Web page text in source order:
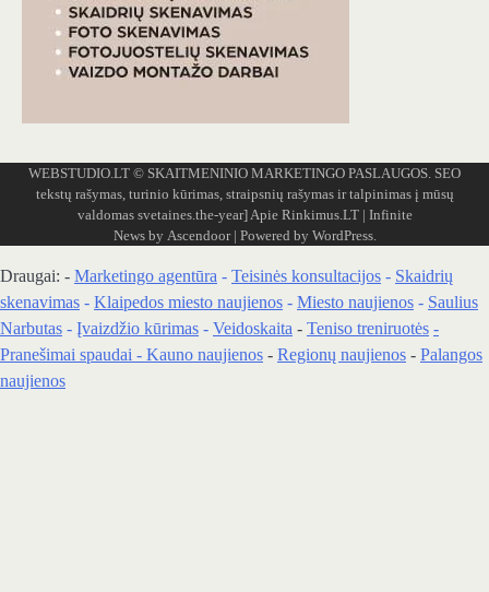
WEBSTUDIO.LT © SKAITMENINIO MARKETINGO PASLAUGOS. SEO
tekstų rašymas, turinio kūrimas, straipsnių rašymas ir talpinimas į mūsų
valdomas svetaines.the-year]Apie Rinkimus.LT| Infinite
News by Ascendoor| Powered by WordPress.
Draugai: - Marketingo agentūra - Teisinės konsultacijos - Skaidrių
skenavimas - Klaipedos miesto naujienos - Miesto naujienos - Saulius
Narbutas - Įvaizdžio kūrimas - Veidoskaita - Teniso treniruotės -
Pranešimai spaudai - Kauno naujienos - Regionų naujienos - Palangos
naujienos